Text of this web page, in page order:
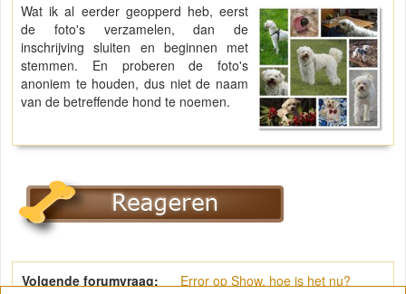
Wat ik al eerder geopperd heb, eerst
de foto's verzamelen, dan de
inschrijving sluiten en beginnen met
stemmen. En proberen de foto's
anoniem te houden, dus niet de naam
van de betreffende hond te noemen.
Volgende forumvraag: Error op Show, hoe is het nu?